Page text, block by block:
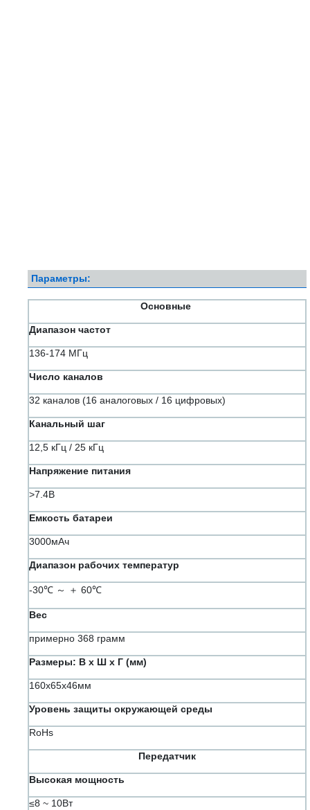
Параметры:
Основные
Диапазон частот
136-174 МГц
Число каналов
32 каналов (16 аналоговых / 16 цифровых)
Канальный шаг
12,5 кГц / 25 кГц
Напряжение питания
>7.4В
Емкость батареи
3000мАч
Диапазон рабочих температур
-30℃ ～ ＋ 60℃
Вес
примерно 368 грамм
Размеры: В х Ш х Г (мм)
160x65x46мм
Уровень защиты окружающей среды
RoHs
Передатчик
Высокая мощность
≤8 ~ 10Вт